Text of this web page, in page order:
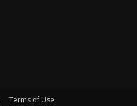
Terms of Use